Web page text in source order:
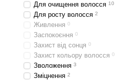
Для очищення волосся 10
Для росту волосся 2
Живлення 0
Заспокоєння 0
Захист від сонця 0
Захист кольору волосся 0
Зволоження 3
Зміцнення 2